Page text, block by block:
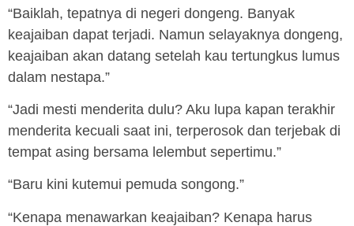
“Baiklah, tepatnya di negeri dongeng. Banyak
keajaiban dapat terjadi. Namun selayaknya dongeng,
keajaiban akan datang setelah kau tertungkus lumus
dalam nestapa.”
“Jadi mesti menderita dulu? Aku lupa kapan terakhir
menderita kecuali saat ini, terperosok dan terjebak di
tempat asing bersama lelembut sepertimu.”
“Baru kini kutemui pemuda songong.”
“Kenapa menawarkan keajaiban? Kenapa harus